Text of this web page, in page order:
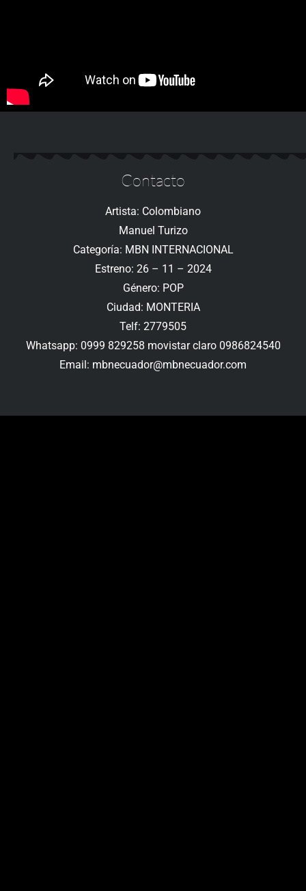
Contacto
Artista: Colombiano
Manuel Turizo
Categoría: MBN INTERNACIONAL
Estreno: 26 – 11 – 2024
Género: POP
Ciudad: MONTERIA
Telf: 2779505
Whatsapp: 0999 829258 movistar claro 0986824540
Email: mbnecuador@mbnecuador.com